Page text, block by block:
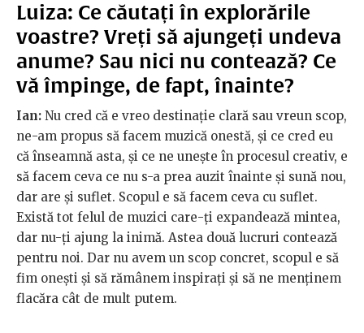
Luiza: Ce căutați în explorările
voastre? Vreți să ajungeți undeva
anume? Sau nici nu contează? Ce
vă împinge, de fapt, înainte?
Ian: Nu cred că e vreo destinație clară sau vreun scop,
ne-am propus să facem muzică onestă, și ce cred eu
că înseamnă asta, și ce ne unește în procesul creativ, e
să facem ceva ce nu s-a prea auzit înainte și sună nou,
dar are și suflet. Scopul e să facem ceva cu suflet.
Există tot felul de muzici care-ți expandează mintea,
dar nu-ți ajung la inimă. Astea două lucruri contează
pentru noi. Dar nu avem un scop concret, scopul e să
fim onești și să rămânem inspirați și să ne menținem
flacăra cât de mult putem.